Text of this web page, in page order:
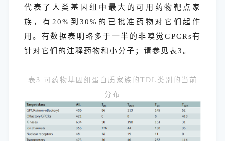
代表了人类基因组中最大的可用药物靶点家
族，有20%到30%的已批准药物对它们起作
用。有数据表明略多于一半的非嗅觉GPCRs有
针对它们的注释药物和小分子；请参见表3。
表3 可药物基因组蛋白质家族的TDL类别的当前
分布